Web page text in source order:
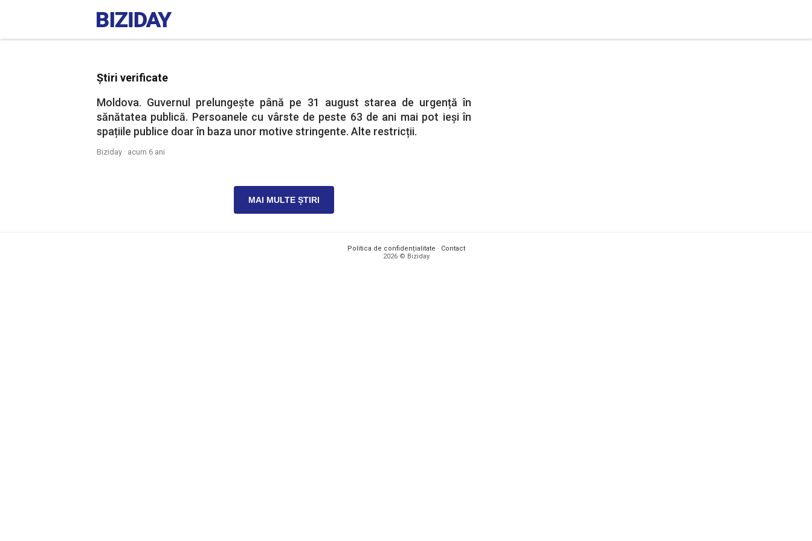
Știri verificate
Moldova. Guvernul prelungește până pe 31 august starea de urgență în
sănătatea publică. Persoanele cu vârste de peste 63 de ani mai pot ieși în
spațiile publice doar în baza unor motive stringente. Alte restricții.
Biziday · acum 6 ani
MAI MULTE ȘTIRI
Politica de confidențialitate · Contact
2026 © Biziday